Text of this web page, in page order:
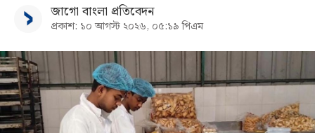
জাগো বাংলা প্রতিবেদন
প্রকাশ: ১০ আগস্ট ২০২৬, ০৫:১৯ পিএম